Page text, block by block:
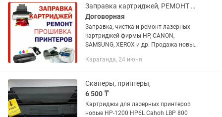
Заправка картриджей, РЕМОНТ ПРИНТЕРОВ, Прошивка (расчиповка) принтера
Договорная
Заправка, чистка и ремонт лазерных
картриджей фирмы HP, CANON,
SAMSUNG, XEROX и др. Продажа новых
Возможен выезд мастера для заправки
Караганда, 24 июня
Сканеры, принтеры,
6 500 ₸
Картриджы для лазерных принтеров
новые HP-1200 HP6L Cahoh LBP 800